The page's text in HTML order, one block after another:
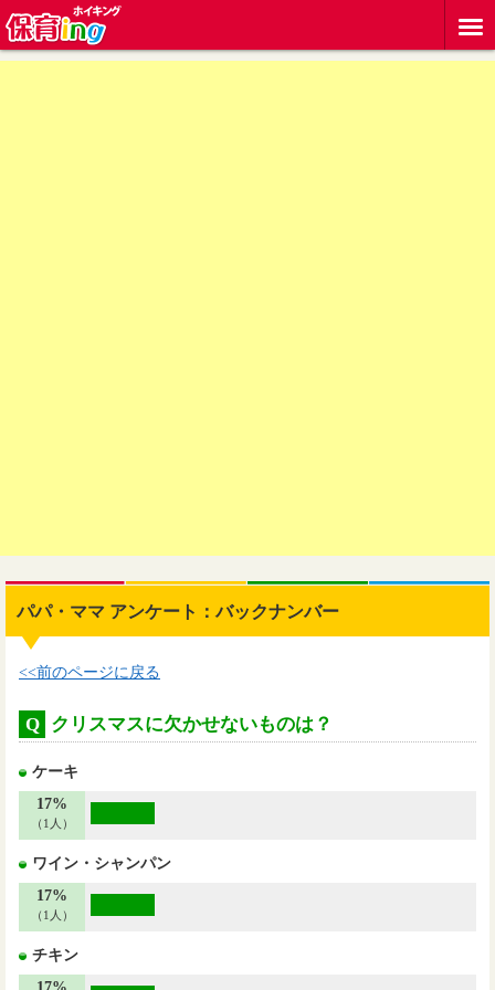
パパ・ママ アンケート：バックナンバー
<<前のページに戻る
Q クリスマスに欠かせないものは？
ケーキ
17%
（1人）
ワイン・シャンパン
17%
（1人）
チキン